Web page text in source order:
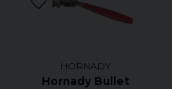
HORNADY
Hornady Bullet